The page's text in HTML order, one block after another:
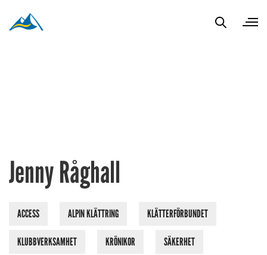
Jenny Råghall
ACCESS ALPIN KLÄTTRING KLÄTTERFÖRBUNDET
KLUBBVERKSAMHET KRÖNIKOR SÄKERHET